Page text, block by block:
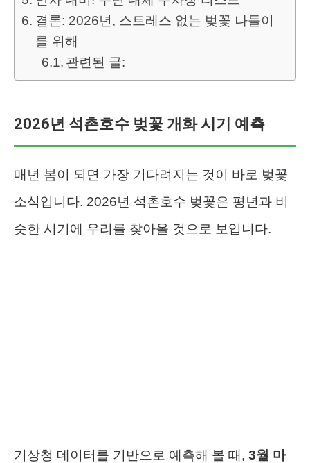
결론: 2026년, 스트레스 없는 벚꽃 나들이
를 위해
관련된 글:
2026년 석촌호수 벚꽃 개화 시기 예측
매년 봄이 되면 가장 기다려지는 것이 바로 벚꽃
소식입니다. 2026년 석촌호수 벚꽃은 평년과 비
슷한 시기에 우리를 찾아올 것으로 보입니다.
기상청 데이터를 기반으로 예측해 볼 때, 3월 마